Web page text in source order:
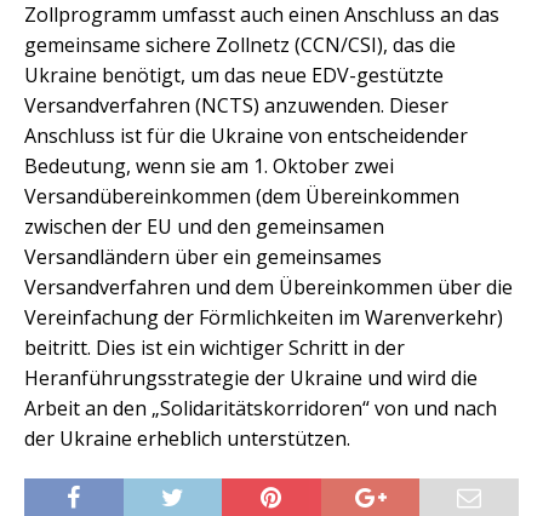
Zollprogramm umfasst auch einen Anschluss an das
gemeinsame sichere Zollnetz (CCN/CSI), das die
Ukraine benötigt, um das neue EDV-gestützte
Versandverfahren (NCTS) anzuwenden. Dieser
Anschluss ist für die Ukraine von entscheidender
Bedeutung, wenn sie am 1. Oktober zwei
Versandübereinkommen (dem Übereinkommen
zwischen der EU und den gemeinsamen
Versandländern über ein gemeinsames
Versandverfahren und dem Übereinkommen über die
Vereinfachung der Förmlichkeiten im Warenverkehr)
beitritt. Dies ist ein wichtiger Schritt in der
Heranführungsstrategie der Ukraine und wird die
Arbeit an den „Solidaritätskorridoren“ von und nach
der Ukraine erheblich unterstützen.